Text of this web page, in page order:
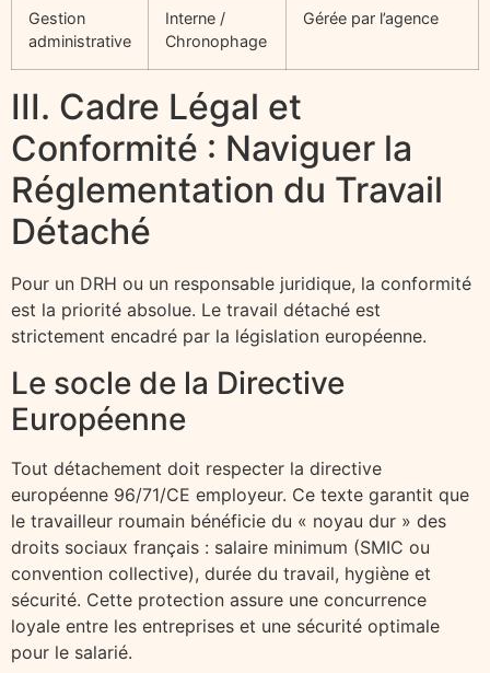
Gestion
administrative
Interne /
Chronophage
Gérée par l’agence
III. Cadre Légal et
Conformité : Naviguer la
Réglementation du Travail
Détaché
Pour un DRH ou un responsable juridique, la conformité
est la priorité absolue. Le travail détaché est
strictement encadré par la législation européenne.
Le socle de la Directive
Européenne
Tout détachement doit respecter la directive
européenne 96/71/CE employeur. Ce texte garantit que
le travailleur roumain bénéficie du « noyau dur » des
droits sociaux français : salaire minimum (SMIC ou
convention collective), durée du travail, hygiène et
sécurité. Cette protection assure une concurrence
loyale entre les entreprises et une sécurité optimale
pour le salarié.